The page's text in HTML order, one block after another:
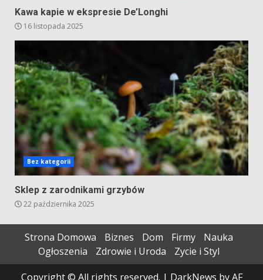
Kawa kapie w ekspresie De’Longhi
16 listopada 2025
Bez kategorii
Sklep z zarodnikami grzybów
22 października 2025
Strona Domowa Biznes Dom Firmy
Nauka
Ogłoszenia
Zdrowie i Uroda
Zycie i Styl
Copyright © All rights reserved. | DarkNews by AF